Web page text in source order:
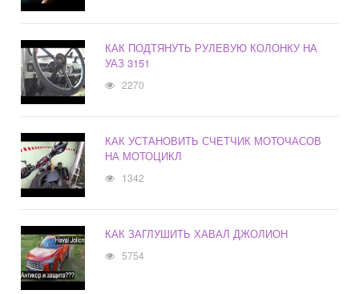
КАК ПОДТЯНУТЬ РУЛЕВУЮ КОЛОНКУ НА
УАЗ 3151
2270
КАК УСТАНОВИТЬ СЧЕТЧИК МОТОЧАСОВ
НА МОТОЦИКЛ
1342
КАК ЗАГЛУШИТЬ ХАВАЛ ДЖОЛИОН
5754